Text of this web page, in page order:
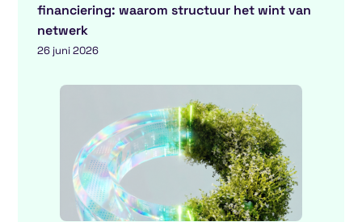
financiering: waarom structuur het wint van
netwerk
26 juni 2026